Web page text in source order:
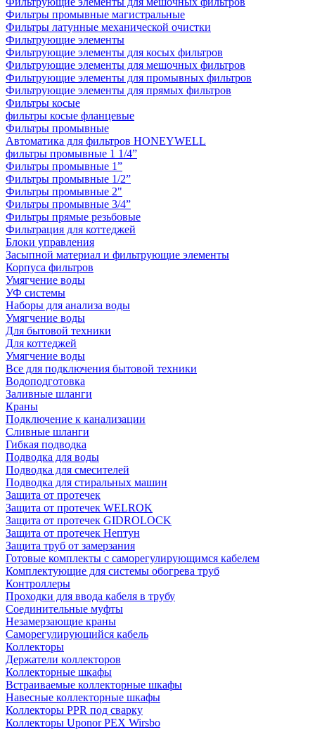
Фильтры промывные магистральные
Фильтры латунные механической очистки
Фильтрующие элементы
Фильтрующие элементы для косых фильтров
Фильтрующие элементы для мешочных фильтров
Фильтрующие элементы для промывных фильтров
Фильтрующие элементы для прямых фильтров
Фильтры косые
фильтры косые фланцевые
Фильтры промывные
Автоматика для фильтров HONEYWELL
фильтры промывные 1 1/4”
Фильтры промывные 1”
Фильтры промывные 1/2”
Фильтры промывные 2"
Фильтры промывные 3/4”
Фильтры прямые резьбовые
Фильтрация для коттеджей
Блоки управления
Засыпной материал и фильтрующие элементы
Корпуса фильтров
Умягчение воды
УФ системы
Наборы для анализа воды
Умягчение воды
Для бытовой техники
Для коттеджей
Умягчение воды
Все для подключения бытовой техники
Водоподготовка
Заливные шланги
Краны
Подключение к канализации
Сливные шланги
Гибкая подводка
Подводка для воды
Подводка для смесителей
Подводка для стиральных машин
Защита от протечек
Защита от протечек WELROK
Защита от протечек GIDROLOCK
Защита от протечек Нептун
Защита труб от замерзания
Готовые комплекты с саморегулирующимся кабелем
Комплектующие для системы обогрева труб
Контроллеры
Проходки для ввода кабеля в трубу
Соединительные муфты
Незамерзающие краны
Саморегулирующийся кабель
Коллекторы
Держатели коллекторов
Коллекторные шкафы
Встраиваемые коллекторные шкафы
Навесные коллекторные шкафы
Коллекторы PPR под сварку
Коллекторы Uponor PEX Wirsbo